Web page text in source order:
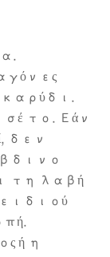
το. Εάν
δεν
τη λαβή
ή η